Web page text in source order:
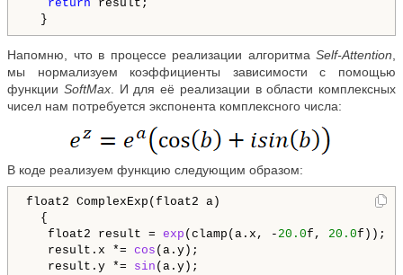
return result;
Напомню, что в процессе реализации алгоритма Self-Attention,
мы нормализуем коэффициенты зависимости с помощью
функции SoftMax. И для её реализации в области комплексных
чисел нам потребуется экспонента комплекcного числа:
В коде реализуем функцию следующим образом:
float2 ComplexExp(float2 a)
{
float2 result = exp (clamp(a.x, - 20.0f, 20.0f));
result.x *= cos (a.y);
result.y *= sin (a.y);